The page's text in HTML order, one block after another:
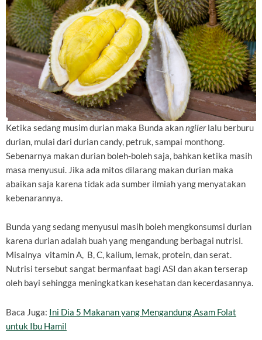
Ketika sedang musim durian maka Bunda akanngilerlalu berburu
durian, mulai dari durian candy, petruk, sampai monthong.
Sebenarnya makan durian boleh-boleh saja, bahkan ketika masih
masa menyusui. Jika ada mitos dilarang makan durian maka
abaikan saja karena tidak ada sumber ilmiah yang menyatakan
kebenarannya.
Bunda yang sedang menyusui masih boleh mengkonsumsi durian
karena durian adalah buah yang mengandung berbagai nutrisi.
Misalnya vitamin A, B, C, kalium, lemak, protein, dan serat.
Nutrisi tersebut sangat bermanfaat bagi ASI dan akan terserap
oleh bayi sehingga meningkatkan kesehatan dan kecerdasannya.
Baca Juga: Ini Dia 5 Makanan yang Mengandung Asam Folat
untuk Ibu Hamil